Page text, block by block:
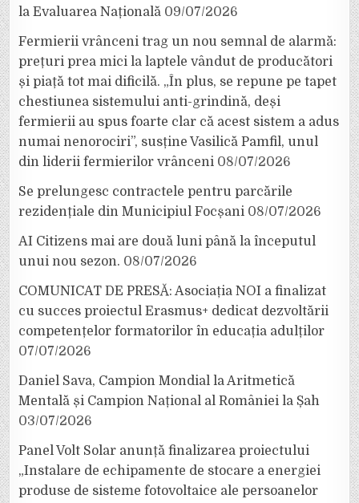
la Evaluarea Națională 09/07/2026
Fermierii vrânceni trag un nou semnal de alarmă:
prețuri prea mici la laptele vândut de producători
și piață tot mai dificilă. „În plus, se repune pe tapet
chestiunea sistemului anti-grindină, deși
fermierii au spus foarte clar că acest sistem a adus
numai nenorociri”, susține Vasilică Pamfil, unul
din liderii fermierilor vrânceni 08/07/2026
Se prelungesc contractele pentru parcările
rezidențiale din Municipiul Focșani 08/07/2026
AI Citizens mai are două luni până la începutul
unui nou sezon. 08/07/2026
COMUNICAT DE PRESĂ: Asociația NOI a finalizat
cu succes proiectul Erasmus+ dedicat dezvoltării
competențelor formatorilor în educația adulților
07/07/2026
Daniel Sava, Campion Mondial la Aritmetică
Mentală și Campion Național al României la Șah
03/07/2026
Panel Volt Solar anunță finalizarea proiectului
„Instalare de echipamente de stocare a energiei
produse de sisteme fotovoltaice ale persoanelor